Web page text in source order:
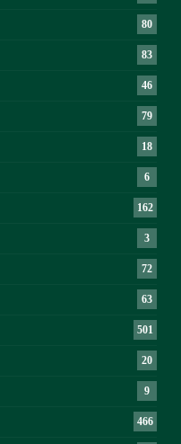
80
83
46
79
18
6
162
3
72
63
501
20
9
466